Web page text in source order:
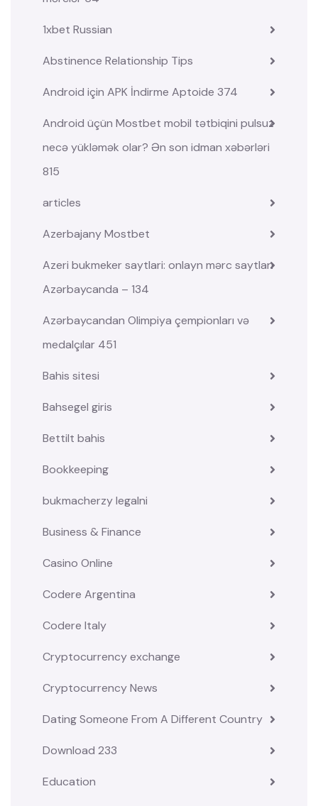
1xbet Russian
Abstinence Relationship Tips
Android için APK İndirme Aptoide 374
Android üçün Mostbet mobil tətbiqini pulsuz
necə yükləmək olar? Ən son idman xəbərləri
815
articles
Azerbajany Mostbet
Azeri bukmeker saytlari: onlayn mərc saytları
Azərbaycanda – 134
Azərbaycandan Olimpiya çempionları və
medalçılar 451
Bahis sitesi
Bahsegel giris
Bettilt bahis
Bookkeeping
bukmacherzy legalni
Business & Finance
Casino Online
Codere Argentina
Codere Italy
Cryptocurrency exchange
Cryptocurrency News
Dating Someone From A Different Country
Download 233
Education